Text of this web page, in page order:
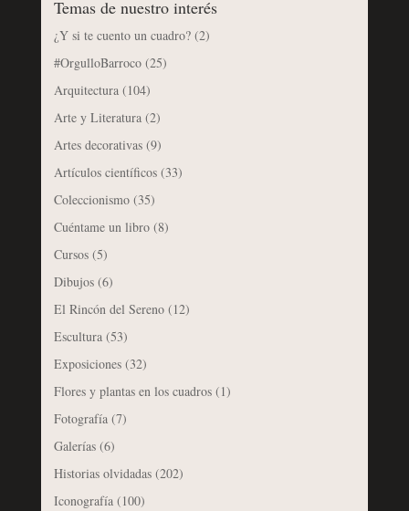
Temas de nuestro interés
¿Y si te cuento un cuadro?(2)
#OrgulloBarroco(25)
Arquitectura(104)
Arte y Literatura(2)
Artes decorativas(9)
Artículos científicos(33)
Coleccionismo(35)
Cuéntame un libro(8)
Cursos(5)
Dibujos(6)
El Rincón del Sereno(12)
Escultura(53)
Exposiciones(32)
Flores y plantas en los cuadros(1)
Fotografía(7)
Galerías(6)
Historias olvidadas(202)
Iconografía(100)